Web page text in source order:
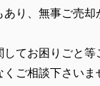
あり、無事ご売却
してお困りごと
ご相談下さいま